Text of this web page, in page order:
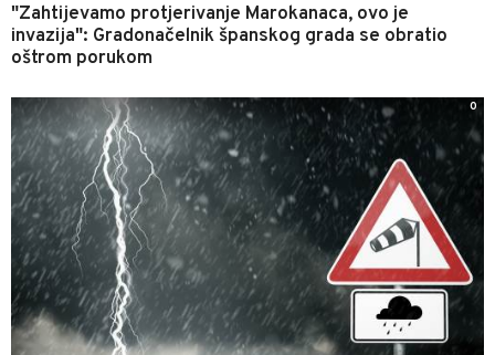
"Zahtijevamo protjerivanje Marokanaca, ovo je
invazija": Gradonačelnik španskog grada se obratio
oštrom porukom
0